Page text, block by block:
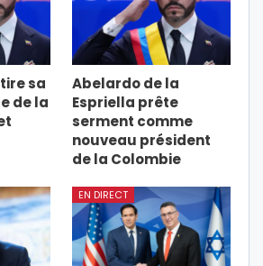
sa
de la
Abelardo de la
Espriella prête
serment comme
nouveau président
de la Colombie
EN DIRECT